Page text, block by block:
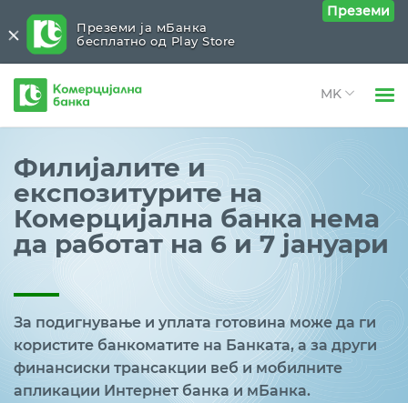
Open
Open
Правни лица
Open
За нас
Open
Комерцијална
банка
Филијалите и
експозитурите на
Комерцијална банка нема
да работат на 6 и 7 јануари
За подигнување и уплата готовина може да ги
користите банкоматите на Банката, а за други
финансиски трансакции веб и мобилните
апликации Интернет банка и мБанка.
Преземи ја мБанка
бесплатно од Play Store
Преземи